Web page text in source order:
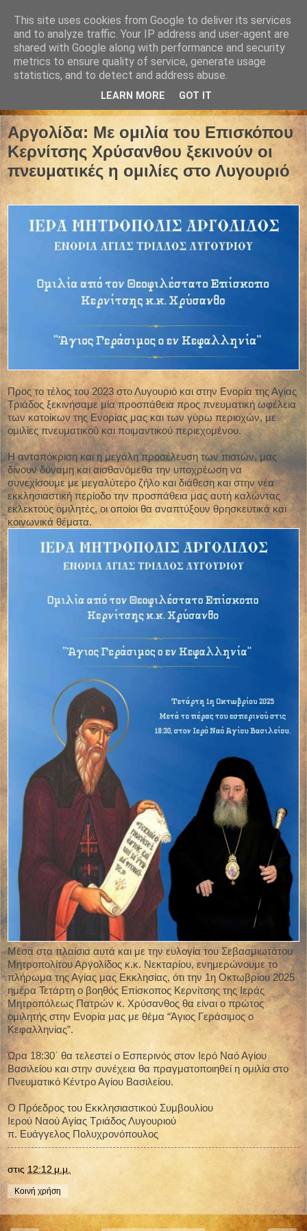
29 Σεπτεμβρίου 2025
Αργολίδα: Με ομιλία του Επισκόπου
Κερνίτσης Χρύσανθου ξεκινούν οι
πνευματικές η ομιλίες στο Λυγουριό
Προς το τέλος του 2023 στο Λυγουριό και στην Ενορία της Αγίας
Τριάδος ξεκινήσαμε μία προσπάθεια προς πνευματική ωφέλεια
των κατοίκων της Ενορίας μας και των γύρω περιοχών, με
ομιλίες πνευματικού και ποιμαντικού περιεχομένου.
Η ανταπόκριση και η μεγάλη προσέλευση των πιστών, μας
δίνουν δύναμη και αισθανόμεθα την υποχρέωση να
συνεχίσουμε με μεγαλύτερο ζήλο και διάθεση και στην νέα
εκκλησιαστική περίοδο την προσπάθεια μας αυτή καλώντας
εκλεκτούς ομιλητές, οι οποίοι θα αναπτύξουν θρησκευτικά και
κοινωνικά θέματα.
Μέσα στα πλαίσια αυτά και με την ευλογία του Σεβασμιωτάτου
Μητροπολίτου Αργολίδος κ.κ. Νεκταρίου, ενημερώνουμε το
πλήρωμα της Αγίας μας Εκκλησίας, ότι την 1η Οκτωβρίου 2025
ημέρα Τετάρτη ο βοηθός Επίσκοπος Κερνίτσης της Ιεράς
Μητροπόλεως Πατρών κ. Χρύσανθος θα είναι ο πρώτος
ομιλητής στην Ενορία μας με θέμα “Άγιος Γεράσιμος ο
Κεφαλληνίας”.
Ώρα 18:30΄ θα τελεστεί ο Εσπερινός στον Ιερό Ναό Αγίου
Βασιλείου και στην συνέχεια θα πραγματοποιηθεί η ομιλία στο
Πνευματικό Κέντρο Αγίου Βασιλείου.
Ο Πρόεδρος του Εκκλησιαστικού Συμβουλίου
Ιερού Ναού Αγίας Τριάδος Λυγουριού
π. Ευάγγελος Πολυχρονόπουλος
στις 12:12 μ.μ.
Κοινή χρήση
This site uses cookies from Google to deliver its services
and to analyze traffic. Your IP address and user-agent are
shared with Google along with performance and security
metrics to ensure quality of service, generate usage
statistics, and to detect and address abuse.
LEARN MORE GOT IT